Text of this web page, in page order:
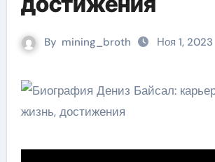
By mining_broth Ноя 1, 2023